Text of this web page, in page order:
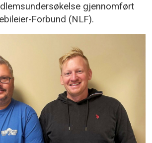
gjennomført
Forbund (NLF).